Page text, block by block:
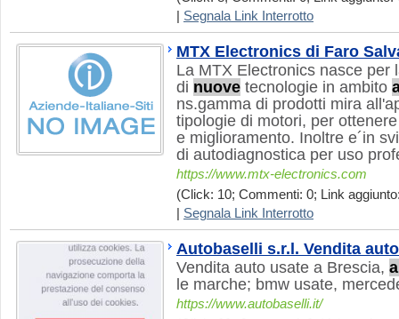
Segnala Link Interrotto
MTX Electronics di Faro
La MTX Electronics nasce per
di nuove tecnologie in ambito
ns.gamma di prodotti mira
tipologie di motori, per
e miglioramento. Inoltre e´in
di autodiagnostica per uso
https://www.mtx-electronics.com
(Click: 10; Commenti: 0; Link
Segnala Link Interrotto
Autobaselli s.r.l. Vendita
Vendita auto usate a Brescia,
le marche; bmw usate,
https://www.autobaselli.it/